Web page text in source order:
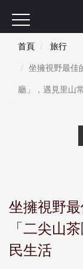
首頁
旅行
坐擁視野最佳
廳」，遇見里山
坐擁視野
「二尖山
民生活